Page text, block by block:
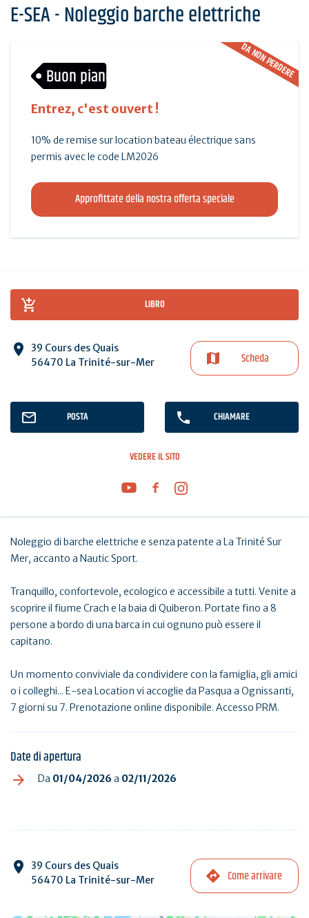
E-SEA - Noleggio barche elettriche
DA NON PERDERE
Buon piano
Entrez, c'est ouvert !
10% de remise sur location bateau électrique sans
permis avec le code LM2026
Approfittate della nostra offerta speciale
LIBRO
39 Cours des Quais
56470 La Trinité-sur-Mer
Scheda
POSTA CHIAMARE
VEDERE IL SITO
Noleggio di barche elettriche e senza patente a La Trinité Sur
Mer, accanto a Nautic Sport.
Tranquillo, confortevole, ecologico e accessibile a tutti. Venite a
scoprire il fiume Crach e la baia di Quiberon. Portate fino a 8
persone a bordo di una barca in cui ognuno può essere il
capitano.
Un momento conviviale da condividere con la famiglia, gli amici
o i colleghi... E-sea Location vi accoglie da Pasqua a Ognissanti,
7 giorni su 7. Prenotazione online disponibile. Accesso PRM.
Date di apertura
Da 01/04/2026 a 02/11/2026
39 Cours des Quais
56470 La Trinité-sur-Mer
Come arrivare